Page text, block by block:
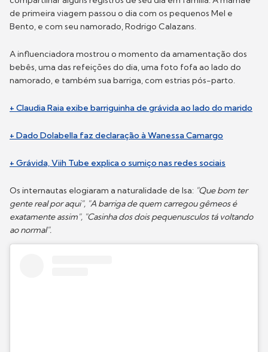
de primeira viagem passou o dia com os pequenos Mel e
Bento, e com seu namorado, Rodrigo Calazans.
A influenciadora mostrou o momento da amamentação dos
bebês, uma das refeições do dia, uma foto fofa ao lado do
namorado, e também sua barriga, com estrias pós-parto.
+ Claudia Raia exibe barriguinha de grávida ao lado do marido
+ Dado Dolabella faz declaração à Wanessa Camargo
+ Grávida, Viih Tube explica o sumiço nas redes sociais
Os internautas elogiaram a naturalidade de Isa: "Que bom ter
gente real por aqui", "A barriga de quem carregou gêmeos é
exatamente assim", "Casinha dos dois pequenusculos tá voltando
ao normal".